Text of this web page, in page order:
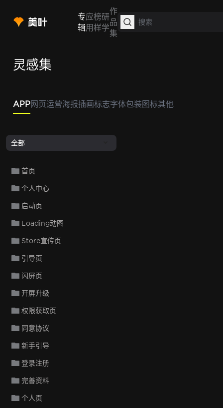
专
辑
应
用
榜
样
研
学
作
品
集
灵感集
APP网页运营海报插画标志字体包装图标其他
全部
首页
个人中心
启动页
Loading动图
Store宣传页
引导页
闪屏页
开屏升级
权限获取页
同意协议
新手引导
登录注册
完善资料
个人页